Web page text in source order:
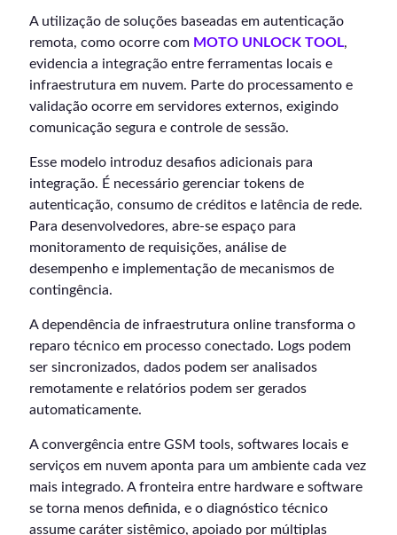
A utilização de soluções baseadas em autenticação
remota, como ocorre com MOTO UNLOCK TOOL,
evidencia a integração entre ferramentas locais e
infraestrutura em nuvem. Parte do processamento e
validação ocorre em servidores externos, exigindo
comunicação segura e controle de sessão.
Esse modelo introduz desafios adicionais para
integração. É necessário gerenciar tokens de
autenticação, consumo de créditos e latência de rede.
Para desenvolvedores, abre-se espaço para
monitoramento de requisições, análise de
desempenho e implementação de mecanismos de
contingência.
A dependência de infraestrutura online transforma o
reparo técnico em processo conectado. Logs podem
ser sincronizados, dados podem ser analisados
remotamente e relatórios podem ser gerados
automaticamente.
A convergência entre GSM tools, softwares locais e
serviços em nuvem aponta para um ambiente cada vez
mais integrado. A fronteira entre hardware e software
se torna menos definida, e o diagnóstico técnico
assume caráter sistêmico, apoiado por múltiplas